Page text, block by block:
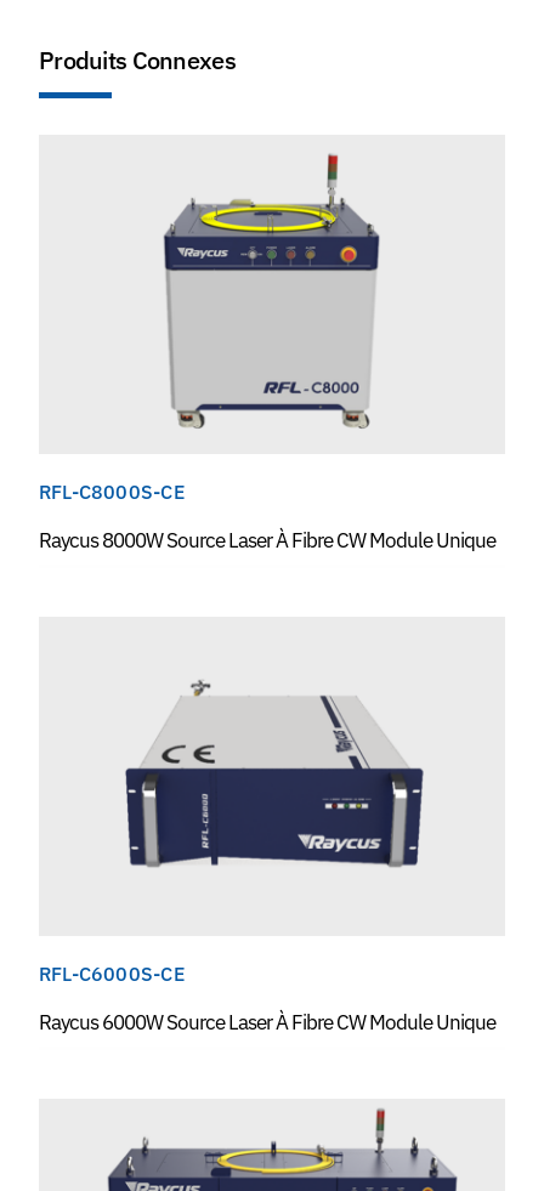
Produits Connexes
RFL-C8000S-CE
Raycus 8000W Source Laser À Fibre CW Module Unique
RFL-C6000S-CE
Raycus 6000W Source Laser À Fibre CW Module Unique